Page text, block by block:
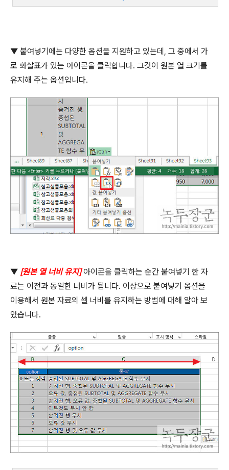
▼ 붙여넣기에는 다양한 옵션을 지원하고 있는데 , 그 중에서 가
로 화살표가 있는 아이콘을 클릭합니다. 그것이 원본 열 크기를
유지해 주는 옵션입니다.
▼ [원본 열 너비 유지]아이콘을 클릭하는 순간 붙여넣기 한 자
료는 이전과 동일한 너비가 됩니다. 이상으로 붙여넣기 옵션을
이용해서 원본 자료의 셀 너비를 유지하는 방법에 대해 알아 보
았습니다.